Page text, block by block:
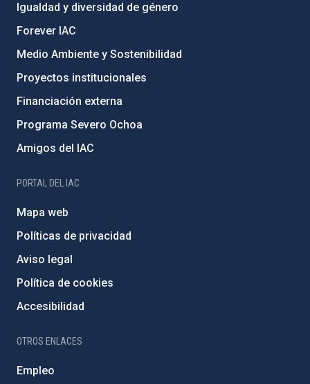
Igualdad y diversidad de género
Forever IAC
Medio Ambiente y Sostenibilidad
Proyectos institucionales
Financiación externa
Programa Severo Ochoa
Amigos del IAC
PORTAL DEL IAC
Mapa web
Políticas de privacidad
Aviso legal
Política de cookies
Accesibilidad
OTROS ENLACES
Empleo